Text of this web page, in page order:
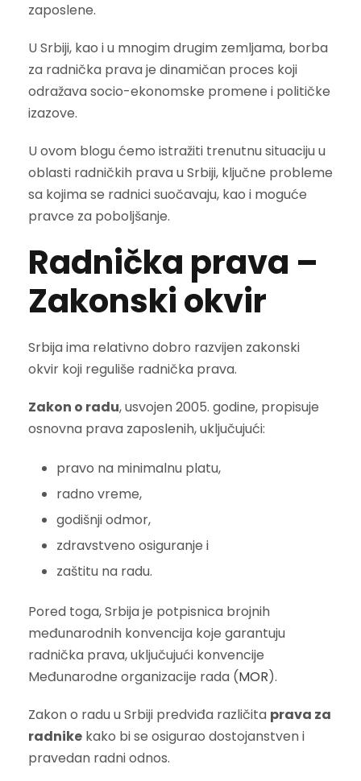
zaposlene.
U Srbiji, kao i u mnogim drugim zemljama, borba
za radnička prava je dinamičan proces koji
odražava socio-ekonomske promene i političke
izazove.
U ovom blogu ćemo istražiti trenutnu situaciju u
oblasti radničkih prava u Srbiji, ključne probleme
sa kojima se radnici suočavaju, kao i moguće
pravce za poboljšanje.
Radnička prava –
Zakonski okvir
Srbija ima relativno dobro razvijen zakonski
okvir koji reguliše radnička prava.
Zakon o radu, usvojen 2005. godine, propisuje
osnovna prava zaposlenih, uključujući:
pravo na minimalnu platu,
radno vreme,
godišnji odmor,
zdravstveno osiguranje i
zaštitu na radu.
Pored toga, Srbija je potpisnica brojnih
međunarodnih konvencija koje garantuju
radnička prava, uključujući konvencije
Međunarodne organizacije rada (MOR).
Zakon o radu u Srbiji predviđa različita prava za
radnike kako bi se osigurao dostojanstven i
pravedan radni odnos.